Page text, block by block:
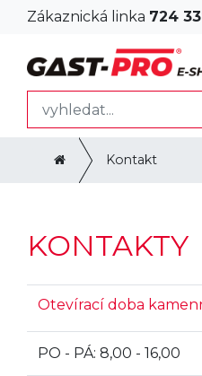
Zákaznická linka 724
Kontakt
KONTAKTY
Otevírací doba
PO - PÁ: 8,00 - 16,00